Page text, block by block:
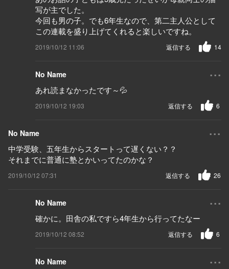
写が主でした。
今回も男の子。でも6年生なので、第二主人公として
この連載を盛り上げてくれると楽しいですね。
2019/10/12 11:06 14
返信する
No Name ...
あれ読まなかったです～💦
2019/10/12 19:03 6
返信する
No Name ...
中学受験、五年生からスタートって遅くない？？
それまでに普通に塾とかいってたのかな？
2019/10/12 07:31 26
返信する
No Name ...
確かに。田舎の私ですら4年生から行ってたなー
2019/10/12 08:52 6
返信する
No Name ...